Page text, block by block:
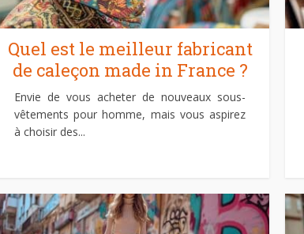
Quel est le meilleur fabricant
de caleçon made in France ?
Envie de vous acheter de nouveaux sous-
vêtements pour homme, mais vous aspirez
à choisir des...